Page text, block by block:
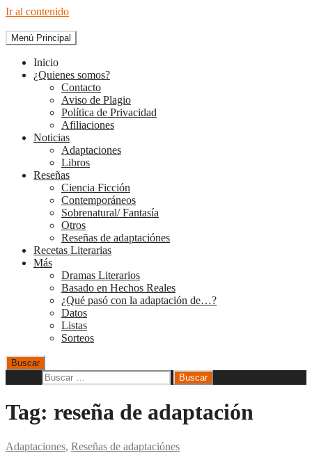
Ir al contenido
The Diary of Books
Menú Principal
Inicio
¿Quienes somos?
Contacto
Aviso de Plagio
Política de Privacidad
Afiliaciones
Noticias
Adaptaciones
Libros
Reseñas
Ciencia Ficción
Contemporáneos
Sobrenatural/ Fantasía
Otros
Reseñas de adaptaciónes
Recetas Literarias
Más
Dramas Literarios
Basado en Hechos Reales
¿Qué pasó con la adaptación de…?
Datos
Listas
Sorteos
Buscar
Tag: reseña de adaptación
Adaptaciones, Reseñas de adaptaciónes